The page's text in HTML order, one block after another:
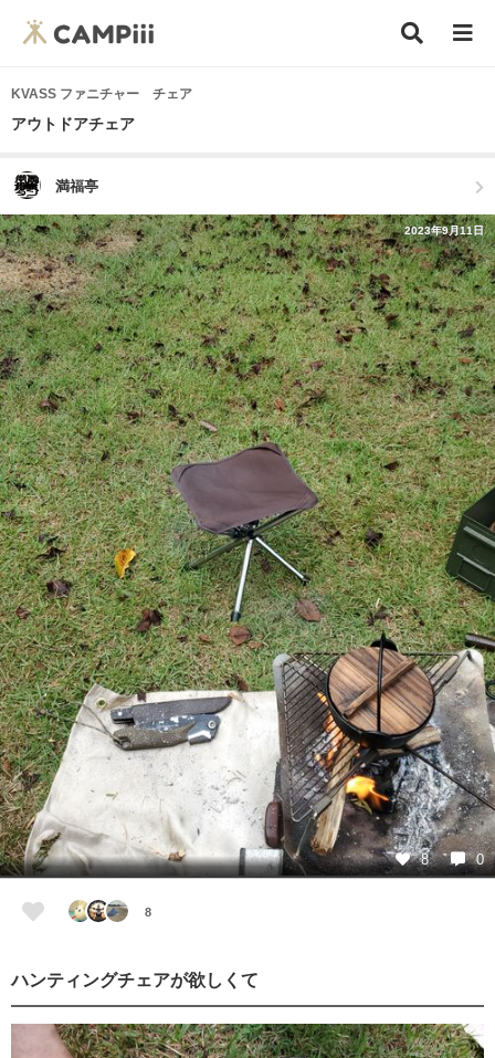
KVASS ファニチャー チェア
アウトドアチェア
満福亭
2023年9月11日
8 0
8
ハンティングチェアが欲しくて